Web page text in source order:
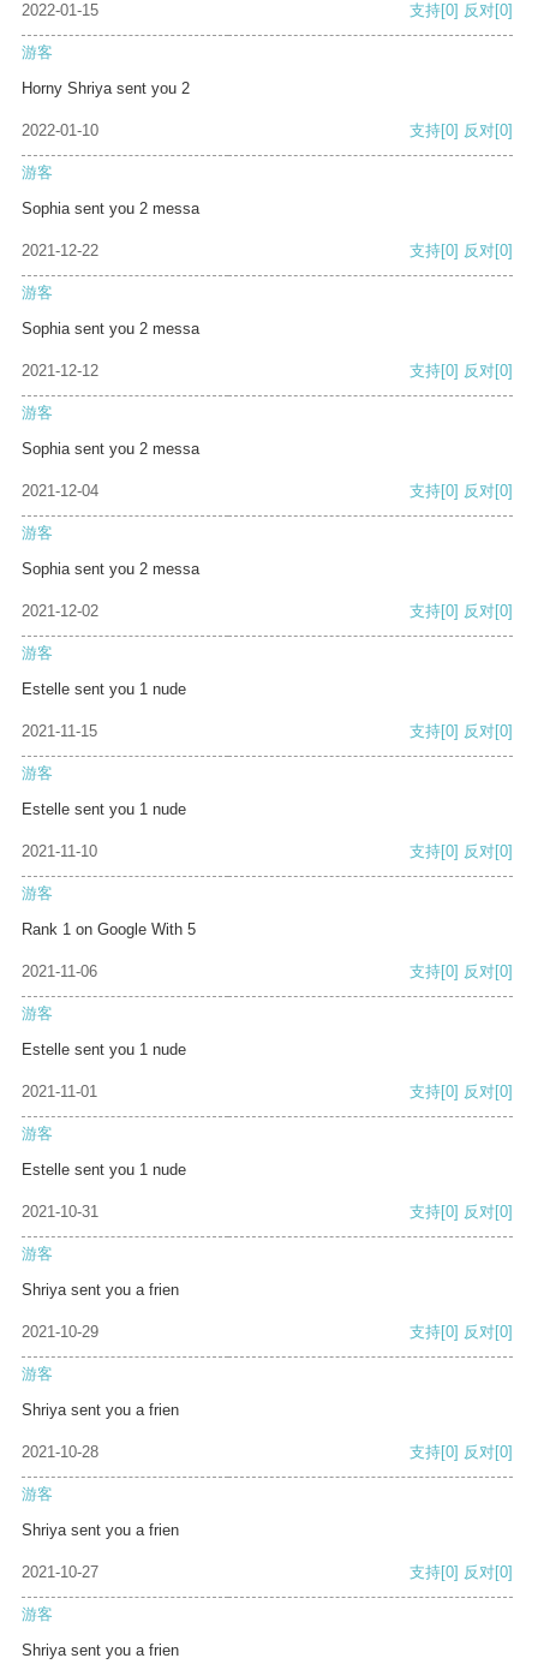
2022-01-15 支持[0] 反对[0]
游客
Horny Shriya sent you 2
2022-01-10 支持[0] 反对[0]
游客
Sophia sent you 2 messa
2021-12-22 支持[0] 反对[0]
游客
Sophia sent you 2 messa
2021-12-12 支持[0] 反对[0]
游客
Sophia sent you 2 messa
2021-12-04 支持[0] 反对[0]
游客
Sophia sent you 2 messa
2021-12-02 支持[0] 反对[0]
游客
Estelle sent you 1 nude
2021-11-15 支持[0] 反对[0]
游客
Estelle sent you 1 nude
2021-11-10 支持[0] 反对[0]
游客
Rank 1 on Google With 5
2021-11-06 支持[0] 反对[0]
游客
Estelle sent you 1 nude
2021-11-01 支持[0] 反对[0]
游客
Estelle sent you 1 nude
2021-10-31 支持[0] 反对[0]
游客
Shriya sent you a frien
2021-10-29 支持[0] 反对[0]
游客
Shriya sent you a frien
2021-10-28 支持[0] 反对[0]
游客
Shriya sent you a frien
2021-10-27 支持[0] 反对[0]
游客
Shriya sent you a frien